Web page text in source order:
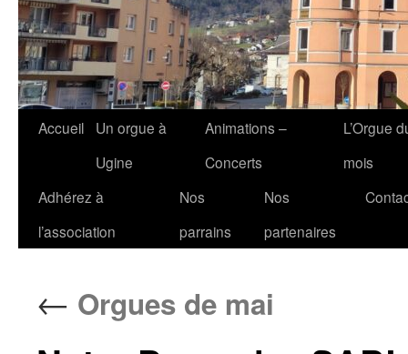
Accueil
Un orgue à
Ugine
Animations –
Concerts
L’Orgue
mois
Adhérez à
l’association
Nos
parrains
Nos
partenaires
← Orgues de mai